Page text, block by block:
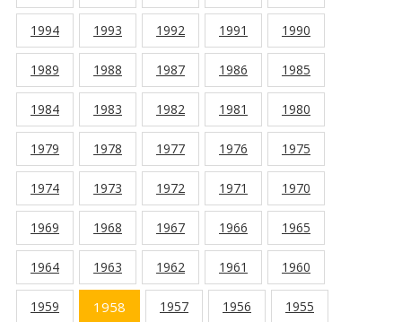
1994 1993 1992 1991 1990
1989 1988 1987 1986 1985
1984 1983 1982 1981 1980
1979 1978 1977 1976 1975
1974 1973 1972 1971 1970
1969 1968 1967 1966 1965
1964 1963 1962 1961 1960
1959 1958 1957 1956 1955